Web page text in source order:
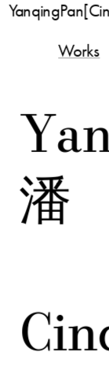
潘
Works